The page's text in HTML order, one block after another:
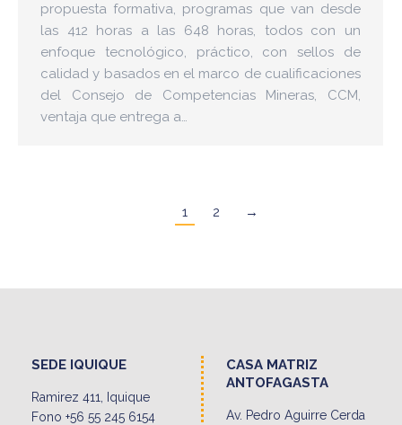
propuesta formativa, programas que van desde
las 412 horas a las 648 horas, todos con un
enfoque tecnológico, práctico, con sellos de
calidad y basados en el marco de cualificaciones
del Consejo de Competencias Mineras, CCM,
ventaja que entrega a…
1 2 →
SEDE IQUIQUE
Ramirez 411, Iquique
Fono +56 55 245 6154
CASA MATRIZ
ANTOFAGASTA
Av. Pedro Aguirre Cerda